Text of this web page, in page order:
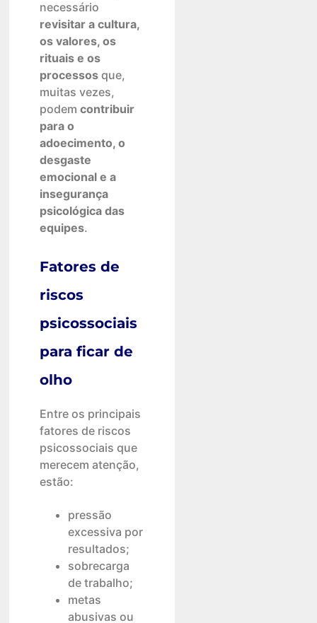
necessário
revisitar a cultura,
os valores, os
rituais e os
processosque,
muitas vezes,
podem contribuir
para o
adoecimento, o
desgaste
emocional e a
insegurança
psicológica das
equipes.
Fatores de
riscos
psicossociais
para ficar de
olho
Entre os principais
fatores de riscos
psicossociais que
merecem atenção,
estão:
pressão
excessiva por
resultados;
sobrecarga
de trabalho;
metas
abusivas ou